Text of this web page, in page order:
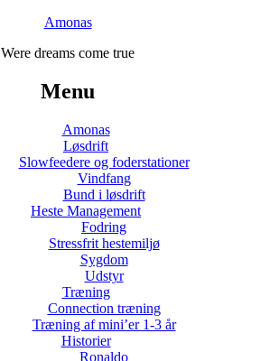
Amonas
Were dreams come true
Menu
Amonas
Løsdrift
Slowfeedere og foderstationer
Vindfang
Bund i løsdrift
Heste Management
Fodring
Stressfrit hestemiljø
Sygdom
Udstyr
Træning
Connection træning
Træning af mini’er 1-3 år
Historier
Ronaldo